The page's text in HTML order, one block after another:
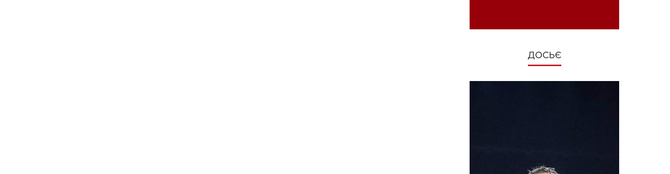
ДОСЬЄ